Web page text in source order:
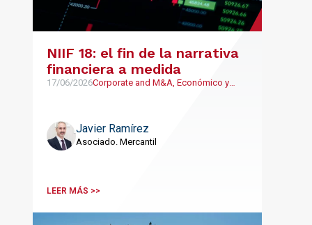
NIIF 18: el fin de la narrativa
financiera a medida
17/06/2026Corporate and M&A, Económico y
Javier Ramírez
Asociado. Mercantil
LEER MÁS >>